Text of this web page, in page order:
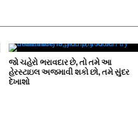
જો ચહેરો ભરાવદાર છે, તો તમે આ
હેરસ્ટાઇલ અજમાવી શકો છો, તમે સુંદર
દેખાશો